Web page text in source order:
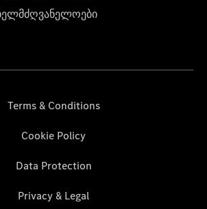
Terms & Conditions
Cookie Policy
Data Protection
Privacy & Legal